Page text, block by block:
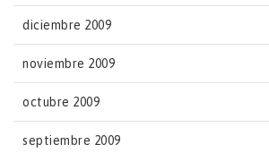
diciembre 2009
noviembre 2009
octubre 2009
septiembre 2009